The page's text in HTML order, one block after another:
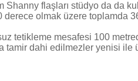
Shanny flaşları stüdyo da da
derece olmak üzere toplamda
tetikleme mesafesi 100
tamir dahi edilmezler yenisi ile